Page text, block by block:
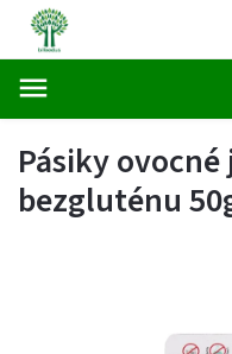
Pásiky
bezgluténu